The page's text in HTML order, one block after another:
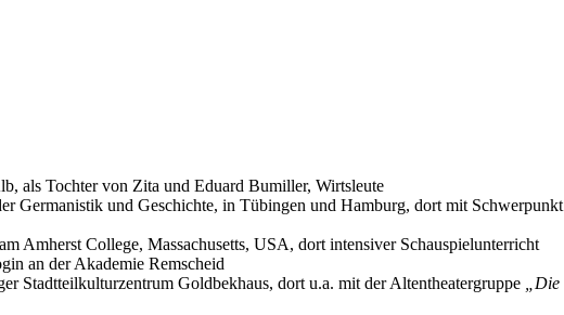
als Tochter von Zita und Eduard Bumiller, Wirtsleute
Germanistik und Geschichte, in Tübingen und Hamburg, dort mit Schwerpunkt
Amherst College, Massachusetts, USA, dort intensiver Schauspielunterricht
an der Akademie Remscheid
Stadtteilkulturzentrum Goldbekhaus, dort u.a. mit der Altentheatergruppe „Die